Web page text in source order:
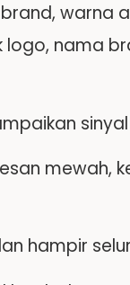
warna
nama
mewah,
hampir